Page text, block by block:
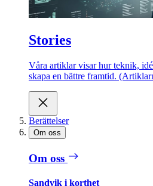
Stories
Våra artiklar visar hur teknik,
skapa en bättre framtid.
Berättelser
Om oss
Om oss
Sandvik i korthet